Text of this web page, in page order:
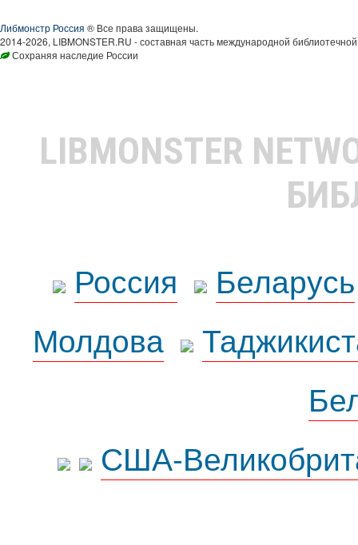
Либмонстр Россия ® Все права защищены.
2014-2026, LIBMONSTER.RU - составная часть международной
Сохраняя наследие России
LIBMONSTER
Россия
Беларусь
Молдова
США-